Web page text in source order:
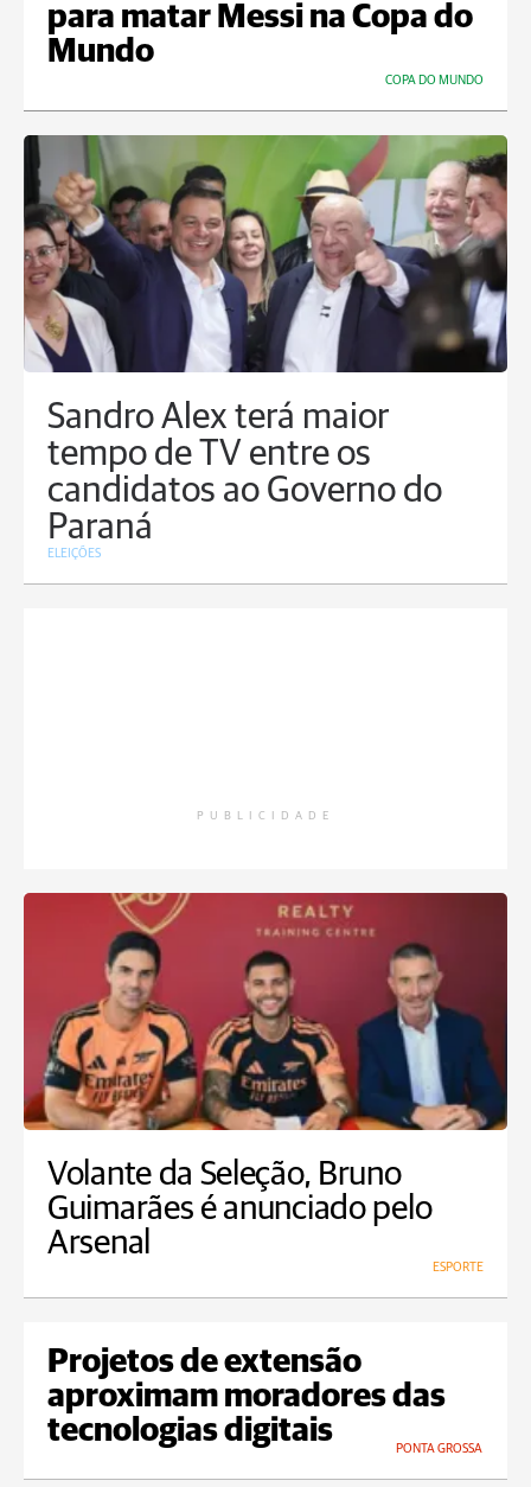
para matar Messi na Copa do
Mundo
COPA DO MUNDO
Sandro Alex terá maior
tempo de TV entre os
candidatos ao Governo do
Paraná
ELEIÇÕES
PUBLICIDADE
Volante da Seleção, Bruno
Guimarães é anunciado pelo
Arsenal
ESPORTE
Projetos de extensão
aproximam moradores das
tecnologias digitais
PONTA GROSSA